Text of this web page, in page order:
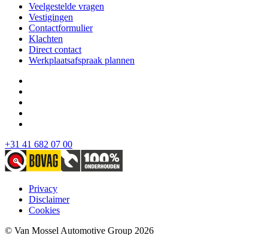
Veelgestelde vragen
Vestigingen
Contactformulier
Klachten
Direct contact
Werkplaatsafspraak plannen
+31 41 682 07 00
Privacy
Disclaimer
Cookies
© Van Mossel Automotive Group 2026